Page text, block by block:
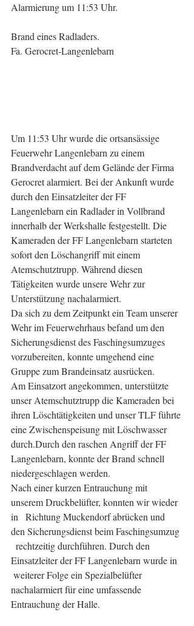
Alarmierung um 11:53 Uhr.
Brand eines Radladers.
Fa. Gerocret-Langenlebarn
Um 11:53 Uhr wurde die ortsansässige
Feuerwehr Langenlebarn zu einem
Brandverdacht auf dem Gelände der Firma
Gerocret alarmiert. Bei der Ankunft wurde
durch den Einsatzleiter der FF
Langenlebarn ein Radlader in Vollbrand
innerhalb der Werkshalle festgestellt. Die
Kameraden der FF Langenlebarn starteten
sofort den Löschangriff mit einem
Atemschutztrupp. Während diesen
Tätigkeiten wurde unsere Wehr zur
Unterstützung nachalarmiert.
Da sich zu dem Zeitpunkt ein Team unserer
Wehr im Feuerwehrhaus befand um den
Sicherungsdienst des Faschingsumzuges
vorzubereiten, konnte umgehend eine
Gruppe zum Brandeinsatz ausrücken.
Am Einsatzort angekommen, unterstützte
unser Atemschutztrupp die Kameraden bei
ihren Löschtätigkeiten und unser TLF führte
eine Zwischenspeisung mit Löschwasser
durch.Durch den raschen Angriff der FF
Langenlebarn, konnte der Brand schnell
niedergeschlagen werden.
Nach einer kurzen Entrauchung mit
unserem Druckbelüfter, konnten wir wieder
in   Richtung Muckendorf abrücken und
den Sicherungsdienst beim Faschingsumzug
  rechtzeitig durchführen. Durch den
Einsatzleiter der FF Langenlebarn wurde in
weiterer Folge ein Spezialbelüfter
nachalarmiert für eine umfassende
Entrauchung der Halle.